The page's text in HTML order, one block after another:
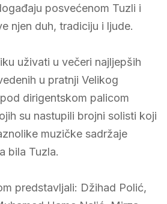
posvećenom Tuzli i
njen duh, tradiciju i ljude.
uživati u večeri najljepših
u pratnji Velikog
dirigentskom palicom
su nastupili brojni solisti koji
muzičke sadržaje
bila Tuzla.
predstavljali: Džihad Polić,